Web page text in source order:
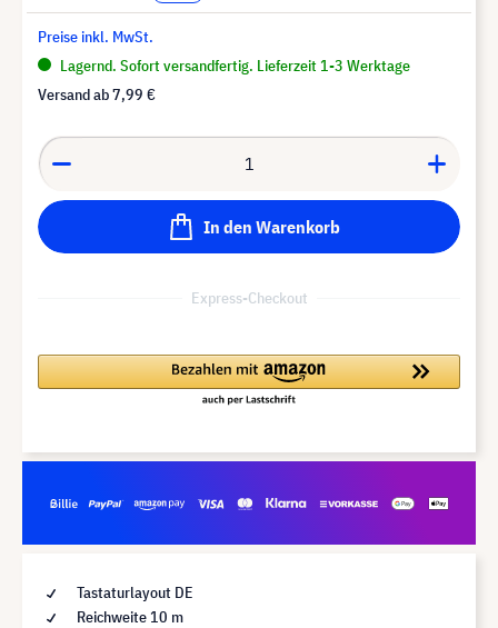
Preise inkl. MwSt.
Lagernd. Sofort versandfertig. Lieferzeit 1-3 Werktage
Versand ab7,99 €
In den Warenkorb
Express-Checkout
Tastaturlayout DE
Reichweite 10 m